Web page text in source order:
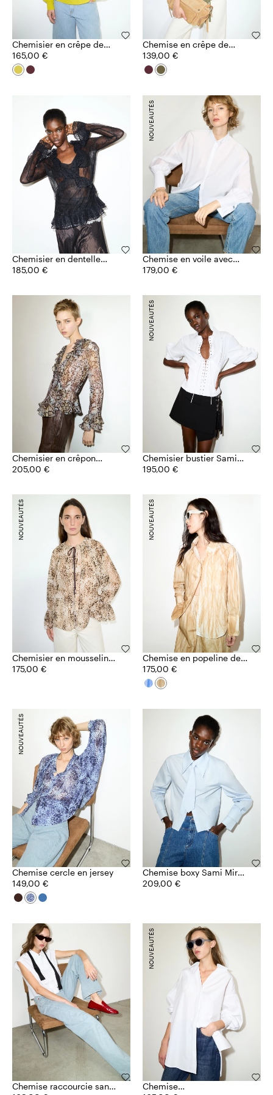
Chemisier en crêpe de
Chine
165,00 €
Chemise en crêpe de
Chine
139,00 €
Chemisier en dentelle
Sami Miró &Co.llaboration
185,00 €
Chemise en voile avec
boutons de manchette
179,00 €
NOUVEAUTÉS
Chemisier en crêpon
Sami Miró &Co.llaboration
205,00 €
Chemisier bustier Sami
Miró &Co.llaboration
195,00 €
NOUVEAUTÉS
Chemisier en mousseline
fil coupé
175,00 €
NOUVEAUTÉS
Chemise en popeline de
coton
175,00 €
NOUVEAUTÉS
Chemise cercle en jersey
149,00 €
NOUVEAUTÉS
Chemise boxy Sami Miró
&Co.llaboration
209,00 €
Chemise raccourcie sans
Chemise
NOUVEAUTÉS